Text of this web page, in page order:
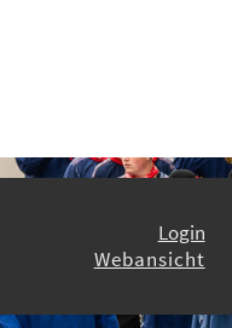
Login
Webansicht